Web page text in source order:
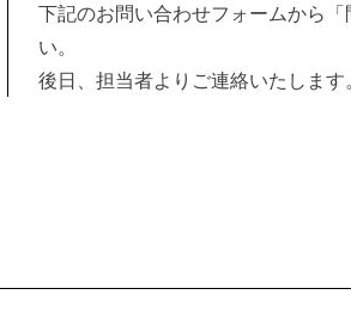
下記のお問い合わせフォームから
い。
後日、担当者よりご連絡いたします。